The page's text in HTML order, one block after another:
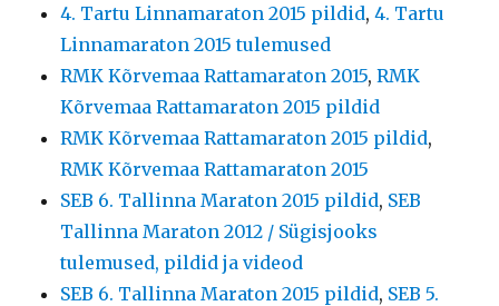
4. Tartu Linnamaraton 2015 pildid,4. Tartu
Linnamaraton 2015 tulemused
RMK Kõrvemaa Rattamaraton 2015,RMK
Kõrvemaa Rattamaraton 2015 pildid
RMK Kõrvemaa Rattamaraton 2015 pildid,
RMK Kõrvemaa Rattamaraton 2015
SEB 6. Tallinna Maraton 2015 pildid, SEB
Tallinna Maraton 2012 / Sügisjooks
tulemused, pildid ja videod
SEB 6. Tallinna Maraton 2015 pildid, SEB 5.